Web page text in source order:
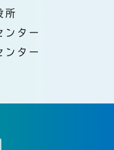
所
ンター
ンター